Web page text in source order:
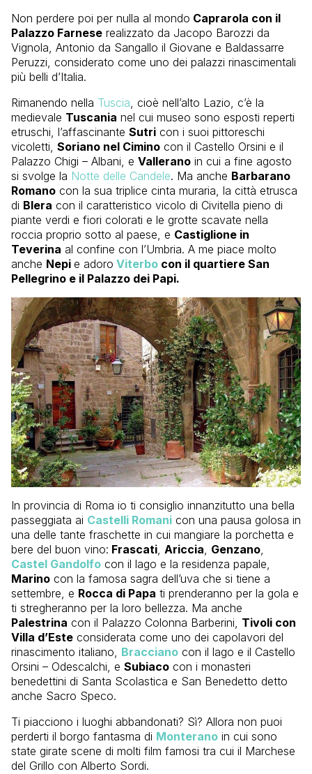
Non perdere poi per nulla al mondo Caprarola con il
Palazzo Farnese realizzato da Jacopo Barozzi da
Vignola, Antonio da Sangallo il Giovane e Baldassarre
Peruzzi, considerato come uno dei palazzi rinascimentali
più belli d’Italia.
Rimanendo nella Tuscia , cioè nell’alto Lazio, c’è la
medievale Tuscania nel cui museo sono esposti reperti
etruschi, l’affascinante Sutri con i suoi pittoreschi
vicoletti, Soriano nel Cimino con il Castello Orsini e il
Palazzo Chigi – Albani, e Vallerano in cui a fine agosto
si svolge la Notte delle Candele. Ma anche Barbarano
Romano con la sua triplice cinta muraria, la città etrusca
di Blera con il caratteristico vicolo di Civitella pieno di
piante verdi e fiori colorati e le grotte scavate nella
roccia proprio sotto al paese, e Castiglione in
Teverina al confine con l’Umbria. A me piace molto
anche Nepi e adoro Viterbo con il quartiere San
Pellegrino e il Palazzo dei Papi.
In provincia di Roma io ti consiglio innanzitutto una bella
passeggiata ai Castelli Romani con una pausa golosa in
una delle tante fraschette in cui mangiare la porchetta e
bere del buon vino: Frascati, Ariccia, Genzano,
Castel Gandolfo con il lago e la residenza papale,
Marino con la famosa sagra dell’uva che si tiene a
settembre, e Rocca di Papa ti prenderanno per la gola e
ti stregheranno per la loro bellezza. Ma anche
Palestrina con il Palazzo Colonna Barberini, Tivoli con
Villa d’Este considerata come uno dei capolavori del
rinascimento italiano, Bracciano con il lago e il Castello
Orsini – Odescalchi, e Subiaco con i monasteri
benedettini di Santa Scolastica e San Benedetto detto
anche Sacro Speco.
Ti piacciono i luoghi abbandonati? Sì? Allora non puoi
perderti il borgo fantasma di Monterano in cui sono
state girate scene di molti film famosi tra cui il Marchese
del Grillo con Alberto Sordi.